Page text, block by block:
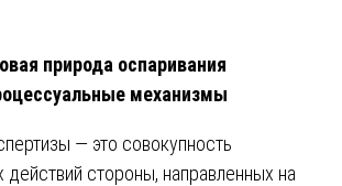
природа оспаривания
механизмы
— это совокупность
действий стороны, направленных на